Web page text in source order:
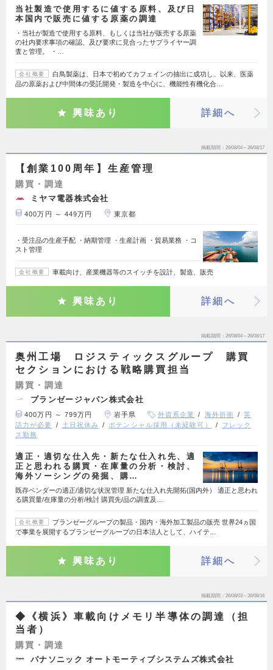
当社製造で使用するに値する原料、及び日
本国内で販売に値する原薬の調達
・当社が製造で使用する原料、もしくは当社が販売する原薬
の社内要求事項の確認、及び要求に見合ったサプライヤー調
査と管理。 ・…
会社概要
白鳥製薬は、日本で初めてカフェインの抽出に成功し、以来、医薬
品の原薬および中間体の受託開発・製造を中心に、機能性有機化合…
興味あり 詳細へ
掲載期間 26/08/04～26/08/17
【創業100周年】生産管理
購買・調達
ミヤマ電器株式会社
400万円 ～ 449万円 東京都
・受注品の生産手配 ・納期管理 ・生産計画 ・貿易業務 ・コ
スト管理
会社概要 車載向け、産業機器等のスイッチを設計、製造、販売
興味あり 詳細へ
掲載期間 26/08/04～26/08/17
奥州工場 ロジスティックスグループ 購買
セクションにおける戦略購買担当
購買・調達
プランゼージャパン株式会社
400万円 ～ 799万円 岩手県 外資系企業 海外折衝
英
語力が必要
土日祝休み ポテンシャル採用（未経験可）
フレック
ス勤務
適正・適切な仕入先・新たな仕入れ先、適
正と思われる購買・在庫量の分析・検討、
海外ソーシングの発掘、購…
既存ベンダーの適正/適切な状況管理 新たな仕入れ先開拓(国内外） 適正と思われ
る購買量/在庫量の分析/検討 購買先/品の調査及…
会社概要
プランゼーグループの製品・国内・海外加工製品の販売 世界24ヵ国
で事業を展開するプランゼーグループの日本法人として、ハイテ…
興味あり 詳細へ
掲載期間 26/08/03～26/08/16
◆《横浜》車載向けメモリ半導体の調達（担
当者）
購買・調達
パナソニック オートモーティブシステムズ株式会社